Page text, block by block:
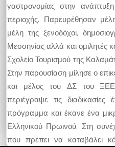
γαστρονομίας στην
περιοχής. Παρευρέθησαν
μέλη της ξενοδόχοι,
Μεσσηνίας αλλά και ομιλητές
Σχολείο Τουρισμού της
Στην παρουσίαση μίλησε ο
και μέλος του ΔΣ του ΞΕΕ
περιέγραψε τις
πρόγραμμα και έκανε ένα
Ελληνικού Πρωινού. Στη
που πρέπει να καταβάλει